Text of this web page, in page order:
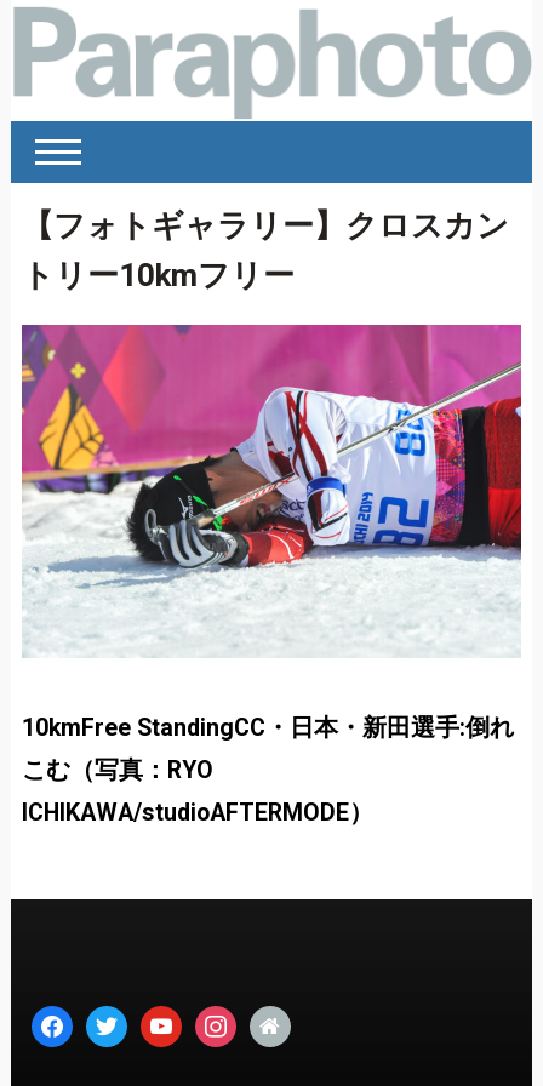
【フォトギャラリー】クロスカン
トリー10kmフリー
10kmFree StandingCC・日本・新田選手:倒れ
こむ（写真：RYO
ICHIKAWA/studioAFTERMODE）
facebooktwitter youtubeinstagram
home